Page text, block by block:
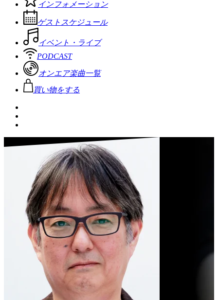
インフォメーション
ゲストスケジュール
イベント・ライブ
PODCAST
オンエア楽曲一覧
買い物をする